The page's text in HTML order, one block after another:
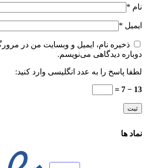
نام *
ایمیل *
ذخیره نام، ایمیل و وبسایت من در
دوباره دیدگاهی می‌نویسم.
لطفا پاسخ را به عدد انگلیسی وارد کنید:
13 − 7 =
نماد ها